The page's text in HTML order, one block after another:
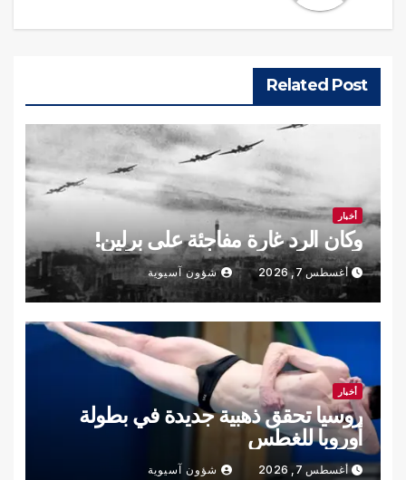
Related Post
أخبار
وكان الرد غارة مفاجئة على برلين!
أغسطس 7, 2026 شؤون آسيوية
أخبار
روسيا تحقق ذهبية جديدة في بطولة
أوروبا للغطس
أغسطس 7, 2026 شؤون آسيوية